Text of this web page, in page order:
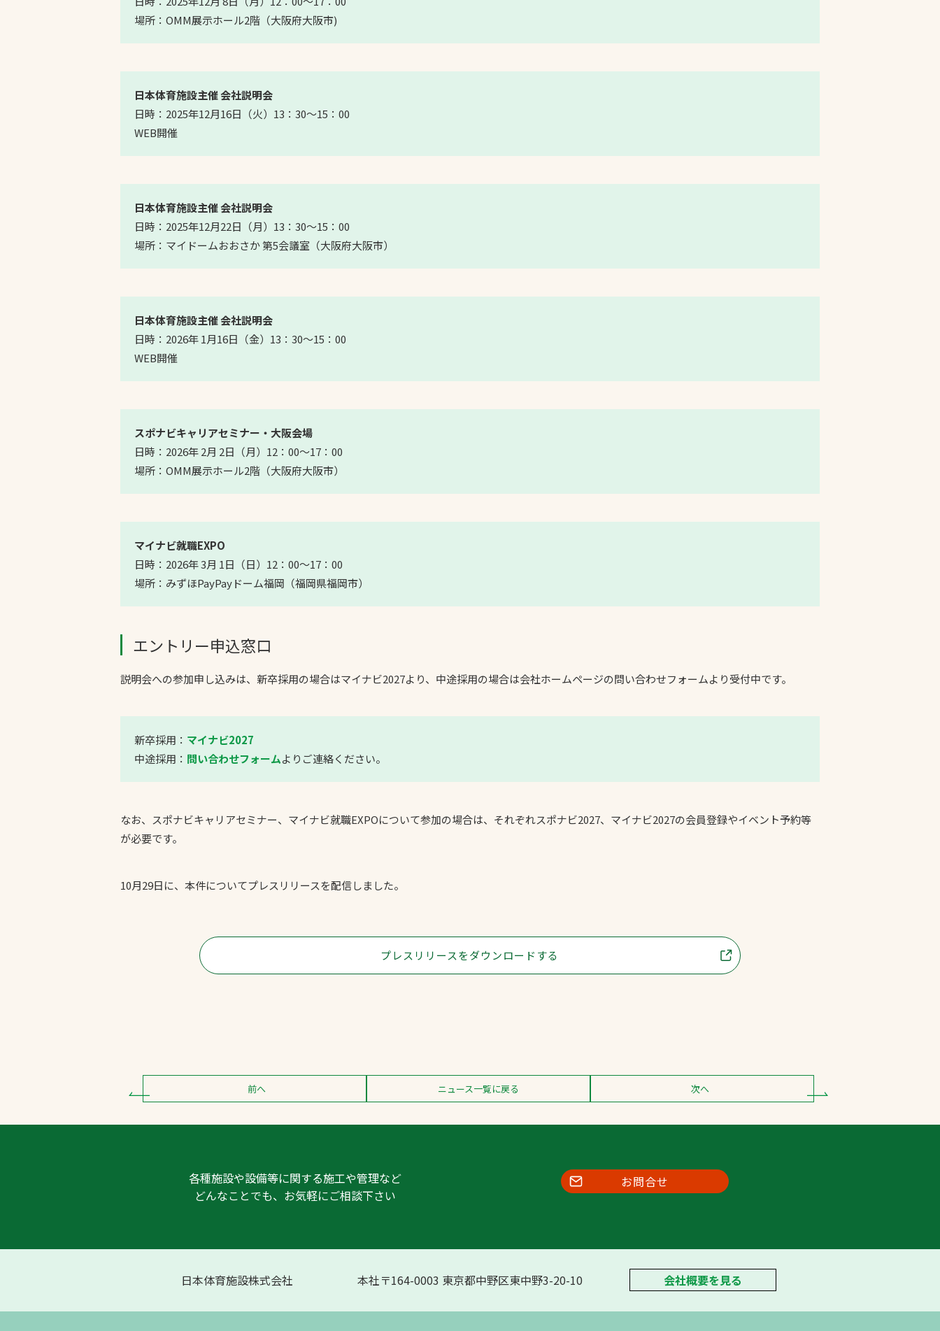
場所：OMM展示ホール2階（大阪府大阪市)
日本体育施設主催 会社説明会
日時：2025年12月16日（火）13：30～15：00
WEB開催
日本体育施設主催 会社説明会
日時：2025年12月22日（月）13：30～15：00
場所：マイドームおおさか 第5会議室（大阪府大阪市）
日本体育施設主催 会社説明会
日時：2026年 1月16日（金）13：30～15：00
WEB開催
スポナビキャリアセミナー・大阪会場
日時：2026年 2月 2日（月）12：00～17：00
場所：OMM展示ホール2階（大阪府大阪市）
マイナビ就職EXPO
日時：2026年 3月 1日（日）12：00～17：00
場所：みずほPayPayドーム福岡（福岡県福岡市）
エントリー申込窓口
説明会への参加申し込みは、新卒採用の場合はマイナビ2027より、中途採用の場合は会社ホームページの問い合わせフォームより受付中です。
新卒採用： マイナビ2027
中途採用： 問い合わせフォームよりご連絡ください。
なお、スポナビキャリアセミナー、マイナビ就職EXPOについて参加の場合は、それぞれスポナビ2027、マイナビ2027の会員登録やイベント予約等
が必要です。
10月29日に、本件についてプレスリリースを配信しました。
プレスリリースをダウンロードする
前へ ニュース一覧に戻る 次へ
各種施設や設備等に関する施工や管理など
どんなことでも、お気軽にご相談下さい
お問合せ
日本体育施設株式会社 本社〒164-0003 東京都中野区東中野3-20-10 会社概要を見る